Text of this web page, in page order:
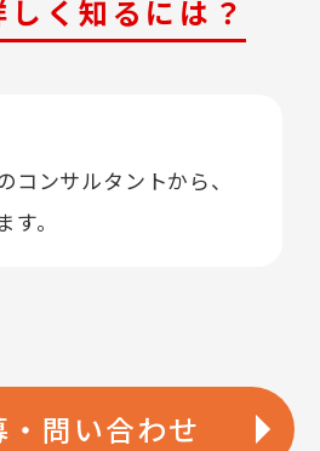
く知るには？
ンサルタントから、
。
問い合わせ